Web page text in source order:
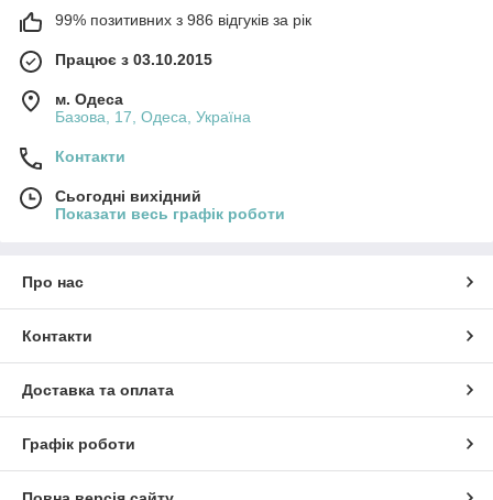
99% позитивних з 986 відгуків за рік
Працює з 03.10.2015
м. Одеса
Базова, 17, Одеса, Україна
Контакти
Сьогодні вихідний
Показати весь графік роботи
Про нас
Контакти
Доставка та оплата
Графік роботи